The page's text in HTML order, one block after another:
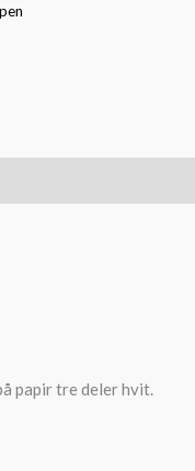
papir tre deler hvit.